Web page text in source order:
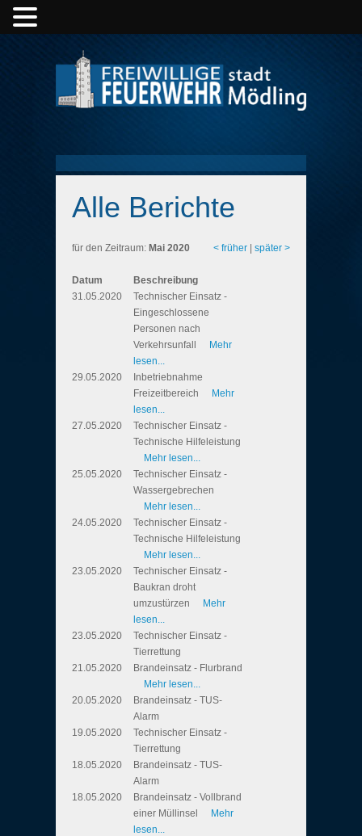
Alle Berichte
< früher später >
für den Zeitraum: Mai 2020
Datum
Beschreibung
31.05.2020
Technischer Einsatz -
Eingeschlossene
Personen nach
Verkehrsunfall
Mehr
lesen...
29.05.2020
Inbetriebnahme
Freizeitbereich
Mehr
lesen...
27.05.2020
Technischer Einsatz -
Technische Hilfeleistung
Mehr lesen...
25.05.2020
Technischer Einsatz -
Wassergebrechen
Mehr lesen...
24.05.2020
Technischer Einsatz -
Technische Hilfeleistung
Mehr lesen...
23.05.2020
Technischer Einsatz -
Baukran droht
umzustürzen
Mehr
lesen...
23.05.2020
Technischer Einsatz -
Tierrettung
21.05.2020
Brandeinsatz - Flurbrand
Mehr lesen...
20.05.2020
Brandeinsatz - TUS-
Alarm
19.05.2020
Technischer Einsatz -
Tierrettung
18.05.2020
Brandeinsatz - TUS-
Alarm
18.05.2020
Brandeinsatz - Vollbrand
einer Müllinsel
Mehr
lesen...